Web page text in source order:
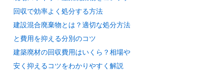
回収で効率よく処分する方法
建設混合廃棄物とは？適切な処分方法
と費用を抑える分別のコツ
建築廃材の回収費用はいくら？相場や
安く抑えるコツをわかりやすく解説